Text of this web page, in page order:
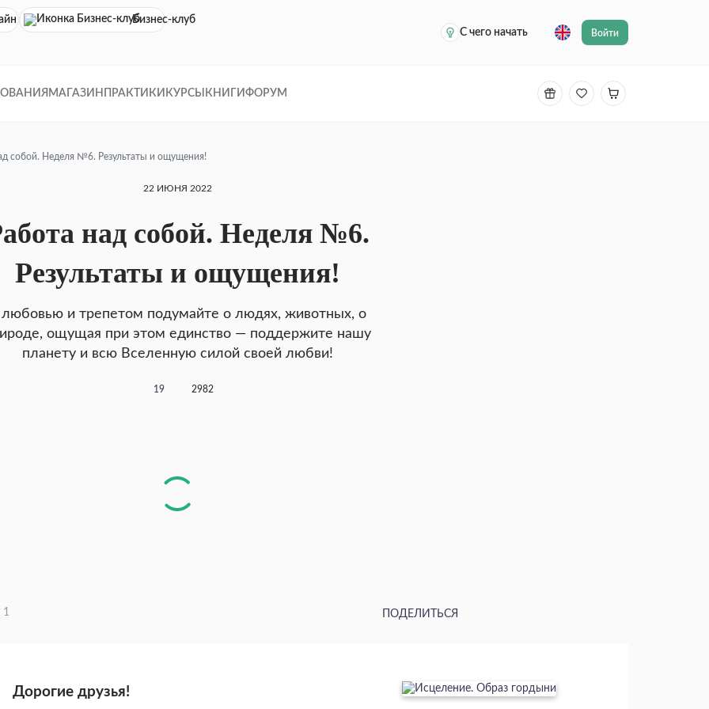
кинотеатр
Бизнес-клуб
С чего начать
Войти
МАГАЗИН ПРАКТИКИ КУРСЫ КНИГИ ФОРУМ
собой. Неделя №6. Результаты и ощущения!
22 ИЮНЯ 2022
над собой. Неделя №6.
Результаты и ощущения!
и трепетом подумайте о людях, животных, о
ощущая при этом единство — поддержите нашу
планету и всю Вселенную силой своей любви!
19 2982
1 ПОДЕЛИТЬСЯ
Дорогие друзья!